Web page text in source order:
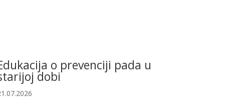
o prevenciji pada u
dobi